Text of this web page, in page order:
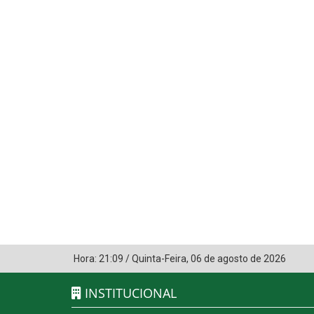
Hora: 21:09 /Quinta-Feira, 06 de agosto de 2026
INSTITUCIONAL